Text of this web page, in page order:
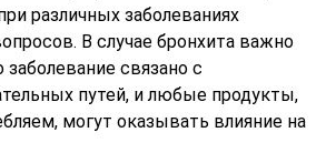
различных заболеваниях
В случае бронхита важно
заболевание связано с
путей, и любые продукты,
могут оказывать влияние на